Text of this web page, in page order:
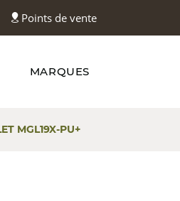
Points de vente
MARQUES
MGL19X-PU+